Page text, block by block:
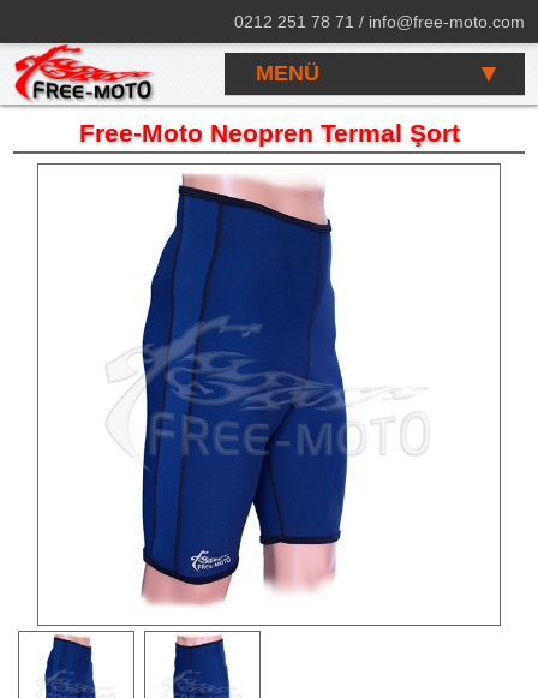
0212 251 78 71 / info@free-moto.com
MENÜ
Free-Moto Neopren Termal Şort